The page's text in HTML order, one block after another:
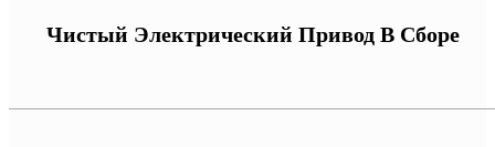
Чистый Электрический Привод В Сборе